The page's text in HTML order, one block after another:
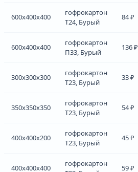
600x400x400
гофрокартон
Т24, Бурый
84 ₽
600x400x400
гофрокартон
П33, Бурый
136 ₽
300x300x300
гофрокартон
Т23, Бурый
33 ₽
350x350x350
гофрокартон
Т23, Бурый
54 ₽
400x400x200
гофрокартон
Т23, Бурый
45 ₽
400x400x400
гофрокартон
59 ₽